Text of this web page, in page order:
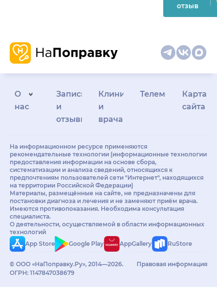
отзыв
О
нас
Запись
и
отзывы
Клиникам
и
врачам
Телемедицина
Карта
сайта
На информационном ресурсе применяются
рекомендательные технологии (информационные технологии
предоставления информации на основе сбора,
систематизации и анализа сведений, относящихся к
предпочтениям пользователей сети "Интернет", находящихся
на территории Российской Федерации)
Материалы, размещённые на сайте, не предназначены для
постановки диагноза и лечения и не заменяют приём врача.
Имеются противопоказания. Необходима консультация
специалиста.
О деятельности, осуществляемой в области информационных
технологий
App Store
Google Play AppGallery RuStore
© ООО «НаПоправку.Ру», 2014—2026.
ОГРН: 1147847038679
Правовая информация